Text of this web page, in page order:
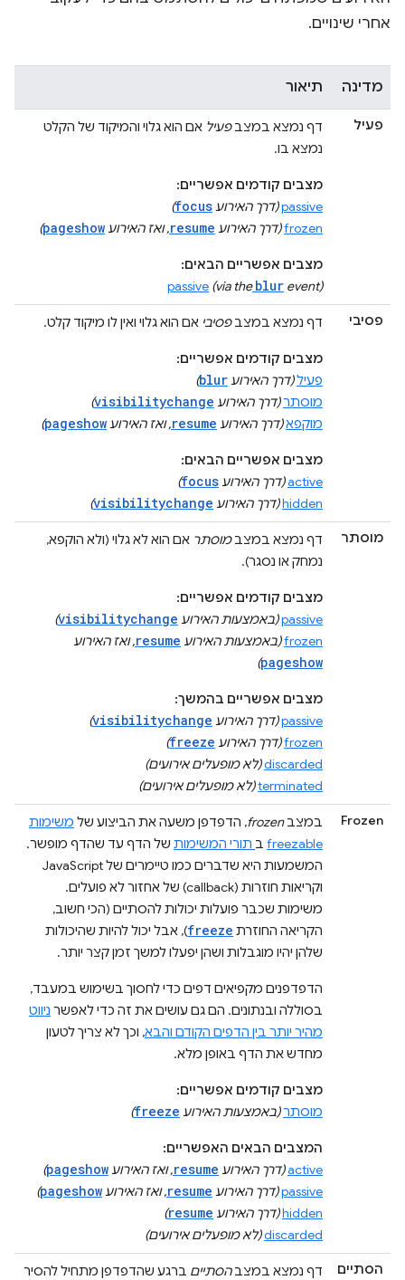
אחרי שינויים.
מדינה תיאור
פעיל דף נמצא במצבפעיל אם הוא גלוי והמיקוד של הקלט
נמצא בו.
מצבים קודמים אפשריים:
passive(דרך האירוע focus
)
frozen(דרך האירוע resume, ואז האירוע pageshow
)
מצבים אפשריים הבאים:
passive (via the blur event)
פסיבי דף נמצא במצבפסיבי אם הוא גלוי ואין לו מיקוד קלט.
מצבים קודמים אפשריים:
פעיל(דרך האירוע blur
)
מוסתר(דרך האירוע visibilitychange
)
מוקפא(דרך האירוע resume, ואז האירוע pageshow
)
מצבים אפשריים הבאים:
active(דרך האירוע focus
)
hidden(דרך האירוע visibilitychange
)
מוסתר דף נמצא במצבמוסתר אם הוא לא גלוי (ולא הוקפא,
נמחק או נסגר).
מצבים קודמים אפשריים:
passive(באמצעות האירוע visibilitychange
)
frozen(באמצעות האירוע resume, ואז האירוע
pageshow
)
מצבים אפשריים בהמשך:
passive(דרך האירוע visibilitychange
)
frozen(דרך האירוע freeze
)
discarded(לא מופעלים אירועים)
terminated(לא מופעלים אירועים)
Frozen במצבfrozen, הדפדפן משעה את הביצוע של משימות
freezable ב תורי המשימות של הדף עד שהדף מופשר.
המשמעות היא שדברים כמו טיימרים של JavaScript
וקריאות חוזרות (callback) של אחזור לא פועלים.
משימות שכבר פועלות יכולות להסתיים (הכי חשוב,
הקריאה החוזרת freeze), אבל יכול להיות שהיכולות
שלהן יהיו מוגבלות ושהן יפעלו למשך זמן קצר יותר.
הדפדפנים מקפיאים דפים כדי לחסוך בשימוש במעבד,
בסוללה ובנתונים. הם גם עושים את זה כדי לאפשר ניווט
מהיר יותר בין הדפים הקודם והבא, וכך לא צריך לטעון
מחדש את הדף באופן מלא.
מצבים קודמים אפשריים:
מוסתר(באמצעות האירוע freeze
)
המצבים הבאים האפשריים:
active(דרך האירוע resume, ואז האירוע pageshow
)
passive(דרך האירוע resume, ואז האירוע pageshow
)
hidden(דרך האירוע resume
)
discarded(לא מופעלים אירועים)
הסתיים דף נמצא במצבהסתיים ברגע שהדפדפן מתחיל להסיר